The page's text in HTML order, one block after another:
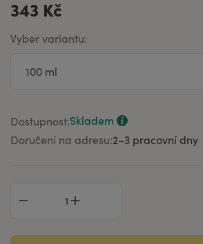
343 Kč
Vyber variantu:
Dostupnost:Skladem
Doručení na adresu:2–⁠3 pracovní dny